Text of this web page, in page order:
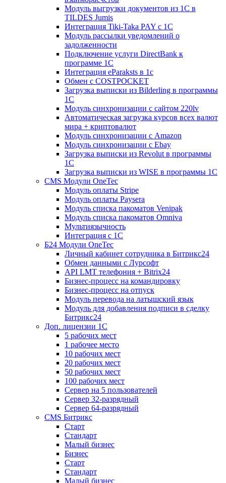
Модуль выгрузки документов из 1С в
TILDES Jumis
Интеграция Tiki-Taka PAY с 1С
Модуль рассылки уведомлений о
задолженности
Подключение услуги DirectBank к
программе 1С
Интеграция eParaksts в 1с
Обмен с COSTPOCKET
Загрузка выписки из Bilderling в программы
1C
Модуль синхронизации с сайтом 220lv
Автоматическая загрузка курсов всех валют
мира + криптовалют
Модуль синхронизации с Amazon
Модуль синхронизации с Ebay
Загрузка выписки из Revolut в программы
1C
Загрузка выписки из WISE в программы 1C
CMS Модули OneTec
Модуль оплаты Stripe
Модуль оплаты Paysera
Модуль списка пакоматов Venipak
Модуль списка пакоматов Omniva
Мультиязычность
Интеграция с 1С
Б24 Модули OneTec
Личный кабинет сотрудника в Битрикс24
Обмен данными с Лурсофт
API LMT телефония + Bitrix24
Бизнес-процесс на командировку
Бизнес-процесс на отпуск
Модуль перевода на латышский язык
Модуль для добавления подписи в сделку
Битрикс24
Доп. лицензии 1С
5 рабочих мест
1 рабочее место
10 рабочих мест
20 рабочих мест
50 рабочих мест
100 рабочих мест
Сервер на 5 пользователей
Сервер 32-разрядный
Сервер 64-разрядный
CMS Битрикс
Старт
Стандарт
Малый бизнес
Бизнес
Старт
Стандарт
Малый бизнес